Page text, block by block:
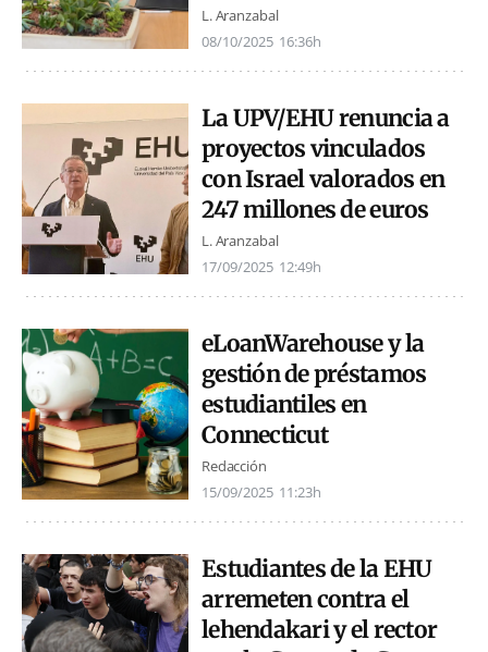
L. Aranzabal
08/10/2025 16:36h
La UPV/EHU renuncia a
proyectos vinculados
con Israel valorados en
247 millones de euros
L. Aranzabal
17/09/2025 12:49h
eLoanWarehouse y la
gestión de préstamos
estudiantiles en
Connecticut
Redacción
15/09/2025 11:23h
Estudiantes de la EHU
arremeten contra el
lehendakari y el rector